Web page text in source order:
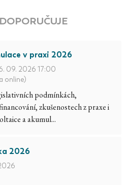
v praxi 2026
09. 2026 17:00
online)
podmínkách,
zkušenostech z praxe i
a akumul...
2026